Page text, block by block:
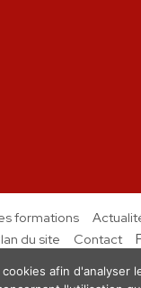
formations
du site Contact
afin d'analyser